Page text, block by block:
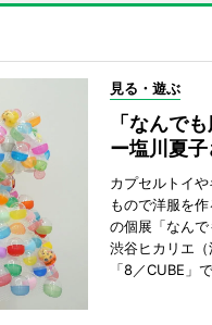
見る・遊ぶ
「なんで
ー塩川夏
カプセルトイ
もので洋服を
の個展「なんで
渋谷ヒカリエ
「8／CUBE」